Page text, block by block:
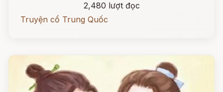
2,480 lượt đọc
Truyện cổ Trung Quốc